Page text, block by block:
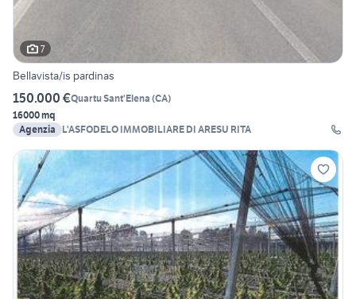
7
Bellavista/is pardinas
150.000 €Quartu Sant'Elena (CA)
16000 mq
Agenzia
L'ASFODELO IMMOBILIARE DI ARESU RITA